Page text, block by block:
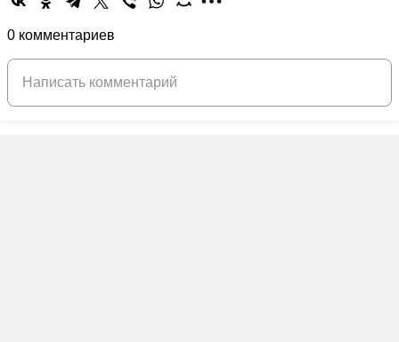
0 комментариев